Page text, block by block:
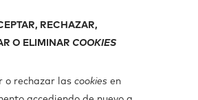
RECHAZAR,
O ELIMINAR COOKIES
o rechazar las cookies en